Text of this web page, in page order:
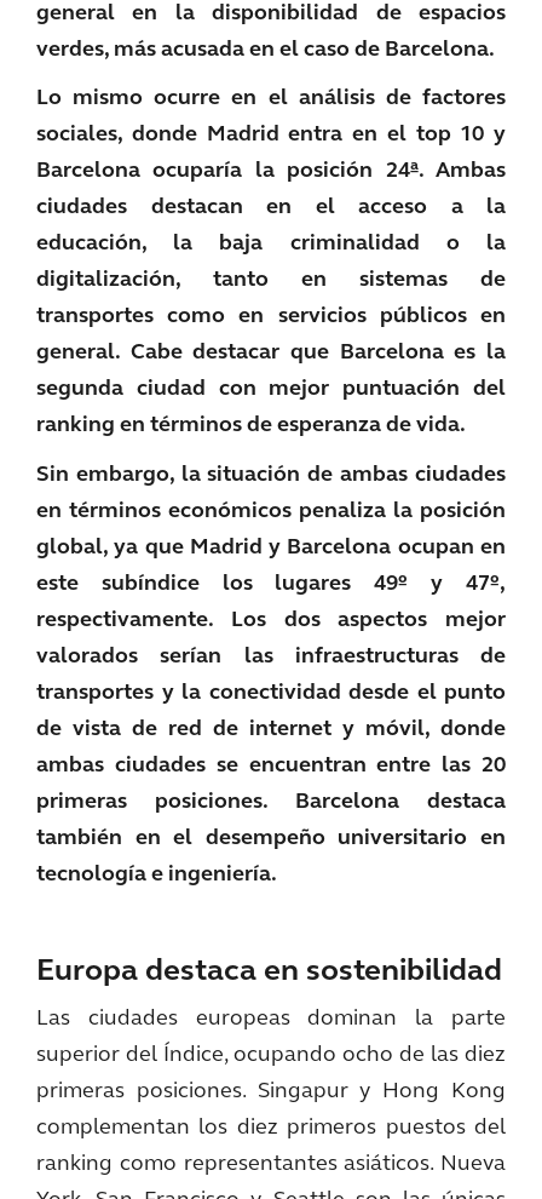
general en la disponibilidad de espacios
verdes, más acusada en el caso de Barcelona.
Lo mismo ocurre en el análisis de factores
sociales, donde Madrid entra en el top 10 y
Barcelona ocuparía la posición 24ª. Ambas
ciudades destacan en el acceso a la
educación, la baja criminalidad o la
digitalización, tanto en sistemas de
transportes como en servicios públicos en
general. Cabe destacar que Barcelona es la
segunda ciudad con mejor puntuación del
ranking en términos de esperanza de vida.
Sin embargo, la situación de ambas ciudades
en términos económicos penaliza la posición
global, ya que Madrid y Barcelona ocupan en
este subíndice los lugares 49º y 47º,
respectivamente. Los dos aspectos mejor
valorados serían las infraestructuras de
transportes y la conectividad desde el punto
de vista de red de internet y móvil, donde
ambas ciudades se encuentran entre las 20
primeras posiciones. Barcelona destaca
también en el desempeño universitario en
tecnología e ingeniería.
Europa destaca en sostenibilidad
Las ciudades europeas dominan la parte
superior del Índice, ocupando ocho de las diez
primeras posiciones. Singapur y Hong Kong
complementan los diez primeros puestos del
ranking como representantes asiáticos. Nueva